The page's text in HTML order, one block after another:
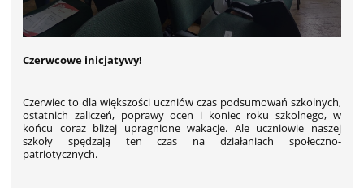
Czerwcowe inicjatywy!
Czerwiec to dla większości uczniów czas podsumowań szkolnych,
ostatnich zaliczeń, poprawy ocen i koniec roku szkolnego, w
końcu coraz bliżej upragnione wakacje. Ale uczniowie naszej
szkoły spędzają ten czas na działaniach społeczno-
patriotycznych.